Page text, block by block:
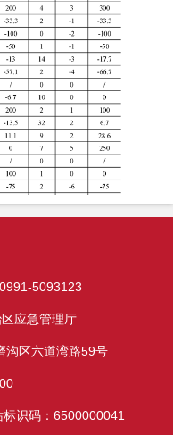
5093123
应急管理厅
沟区六道湾路59号
标识码：6500000041